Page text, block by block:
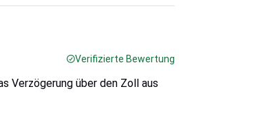
Verifizierte Bewertung
Verzögerung über den Zoll aus